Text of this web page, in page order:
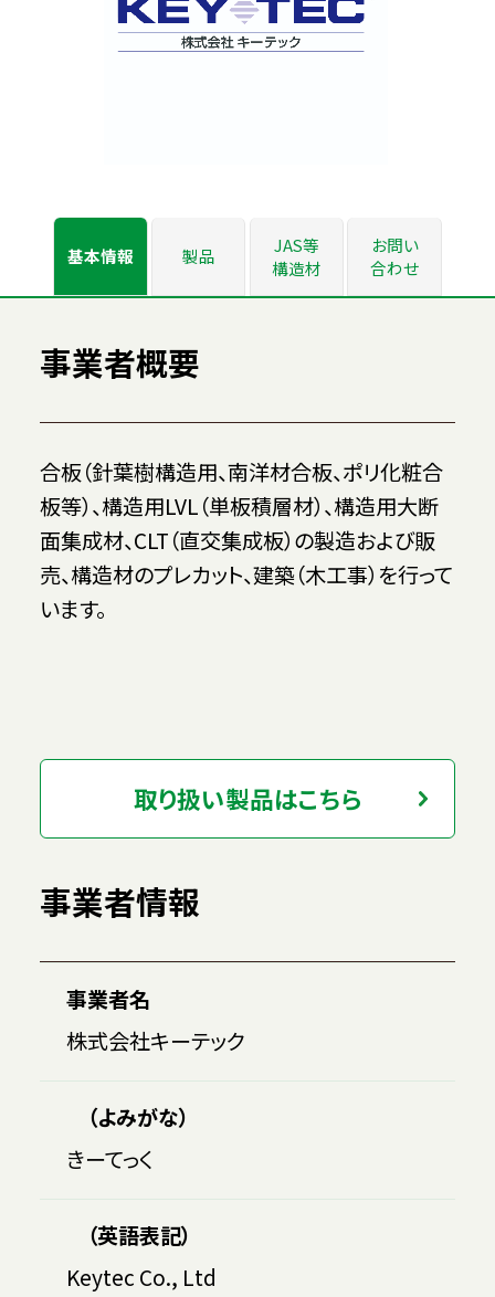
基本情報 製品
JAS等
構造材
お問い
合わせ
事業者概要
合板（針葉樹構造用、南洋材合板、ポリ化粧合
板等）、構造用LVL（単板積層材）、構造用大断
面集成材、CLT（直交集成板）の製造および販
売、構造材のプレカット、建築（木工事）を行って
います。
取り扱い製品はこちら
事業者情報
事業者名
株式会社キーテック
（よみがな）
きーてっく
（英語表記）
Keytec Co., Ltd